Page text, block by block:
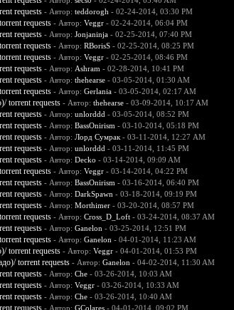
requests - Автор: teddorogh - 02-24-2014, 03:30 PM
requests - Автор: Veggr- 02-24-2014, 06:04 PM
requests - Автор: Jonjaninja- 02-25-2014, 07:40 PM
requests - Автор: RBorisS- 02-25-2014, 08:25 PM
requests - Автор: Veggr- 02-25-2014, 08:46 PM
requests - Автор: Ashram - 02-28-2014, 10:41 PM
requests - Автор: thehearse- 03-05-2014, 01:30 AM
requests - Автор: Gerlania- 03-05-2014, 02:17 AM
torrent requests - Автор: thehearse- 03-09-2014, 10:17 AM
requests - Автор: unlorddd - 03-05-2014, 08:52 PM
requests - Автор: BassOnirism - 03-10-2014, 05:18 PM
requests - Автор: Лорд Сумрак- 03-11-2014, 12:27 AM
requests - Автор: unlorddd - 03-11-2014, 11:45 PM
requests - Автор: Decko - 03-14-2014, 09:09 AM
requests - Автор: Veggr- 03-14-2014, 04:22 PM
requests - Автор: BassOnirism - 03-16-2014, 06:40 PM
requests - Автор: DarkSpawn - 03-18-2014, 09:19 PM
requests - Автор: Morthimer- 03-20-2014, 08:57 PM
requests - Автор: Cross_D_Loft- 03-24-2014, 08:37 AM
requests - Автор: Ganelon - 03-25-2014, 12:51 PM
requests - Автор: Ganelon - 04-01-2014, 11:23 AM
torrent requests - Автор: Veggr- 04-01-2014, 01:53 PM
torrent requests - Автор: Ganelon - 04-02-2014, 11:30 AM
requests - Автор: Che- 03-26-2014, 10:03 AM
requests - Автор: Veggr- 03-26-2014, 10:33 AM
requests - Автор: Che- 03-26-2014, 10:40 AM
requests - Автор: GColares- 04-01-2014, 09:02 PM